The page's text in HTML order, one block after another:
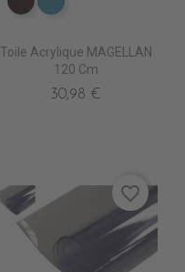
PR067 CHESTNUST
PR0770 LAGON
Toile Acrylique MAGELLAN
120 Cm
30,98 €
favorite_border